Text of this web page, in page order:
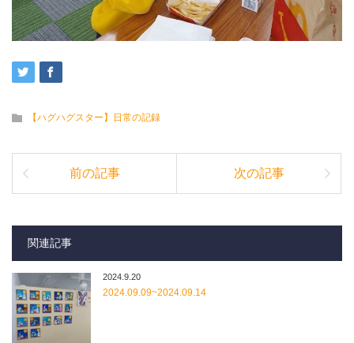
【ハグハグスター】日常の記録
前の記事 次の記事
関連記事
2024.9.20
2024.09.09~2024.09.14